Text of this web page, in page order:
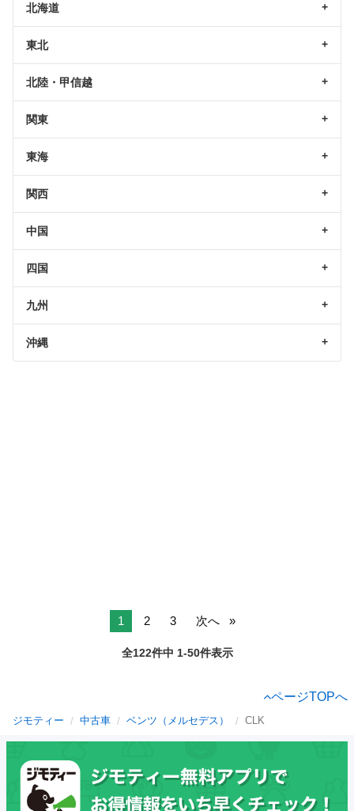
北海道
東北
北陸・甲信越
関東
東海
関西
中国
四国
九州
沖縄
1 2 3 次へ
全122件中 1-50件表示
ページTOPへ
ジモティー 中古車 ベンツ（メルセデス） CLK